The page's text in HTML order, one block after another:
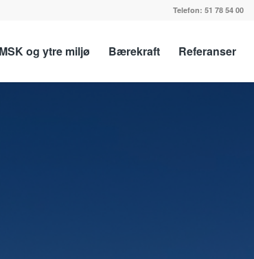
Telefon: 51 78 54 00
og ytre miljø Bærekraft Referanser